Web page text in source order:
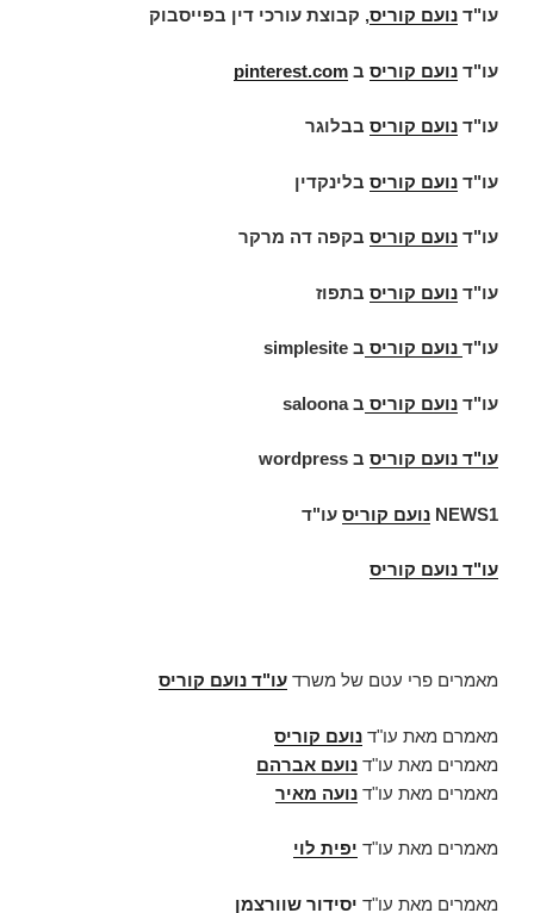
עו"ד נועם קוריס, קבוצת עורכי דין בפייסבוק
עו"ד נועם קוריס ב pinterest.com
עו"ד נועם קוריס בבלוגר
עו"ד נועם קוריס בלינקדין
עו"ד נועם קוריס בקפה דה מרקר
עו"ד נועם קוריס בתפוז
עו"ד נועם קוריס ב simplesite
עו"ד נועם קוריס בsaloona
עו"ד נועם קוריס ב wordpress
NEWS1 נועם קוריס עו"ד
עו"ד נועם קוריס
מאמרים פרי עטם של משרד עו"ד נועם קוריס
מאמרם מאת עו"ד נועם קוריס
מאמרים מאת עו"ד נועם אברהם
מאמרים מאת עו"ד נועה מאיר
מאמרים מאת עו"ד יפית לוי
מאמרים מאת עו"ד יסידור שוורצמן